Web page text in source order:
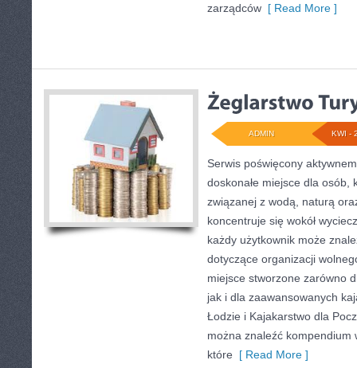
zarządców [ Read More ]
KWI -
ADMIN
Serwis poświęcony
doskonałe miejsce dla osób,
związanej z wodą, naturą
koncentruje się wokół
każdy użytkownik może
dotyczące organizacji
miejsce stworzone zarówno
jak i dla zaawansowanych
Łodzie i Kajakarstwo dla
można znaleźć kompendium
które [ Read More ]